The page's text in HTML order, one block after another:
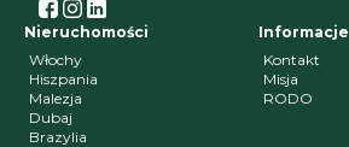
Nieruchomości
Włochy
Hiszpania
Malezja
Dubaj
Brazylia
Informacje
Kontakt
Misja
RODO